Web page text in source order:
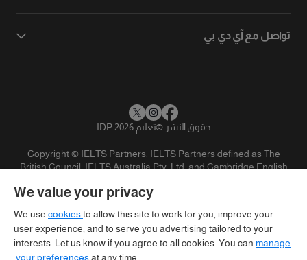
تواصل مع آي دي بي
حقوق النشر ©تعليم IDP 2026
Copyright © IELTS Partners. IELTS Partners defined as The
British Council, IELTS Australia Pty. Ltd. and Cambridge English
We value your privacy
We use cookiesto allow this site to work for you, improve your
user experience, and to serve you advertising tailored to your
interests. Let us know if you agree to all cookies. You can manage
your preferencesat any time.